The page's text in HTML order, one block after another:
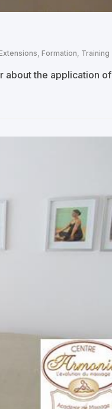
Formation Training
about the application of